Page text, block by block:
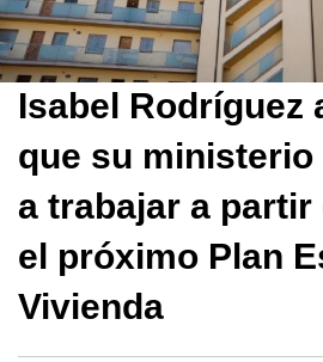
Isabel Rodríguez
que su ministerio
a trabajar a partir
el próximo Plan
Vivienda